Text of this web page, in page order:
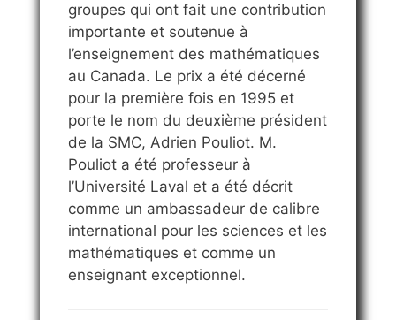
groupes qui ont fait une contribution
importante et soutenue à
l’enseignement des mathématiques
au Canada. Le prix a été décerné
pour la première fois en 1995 et
porte le nom du deuxième président
de la SMC, Adrien Pouliot. M.
Pouliot a été professeur à
l’Université Laval et a été décrit
comme un ambassadeur de calibre
international pour les sciences et les
mathématiques et comme un
enseignant exceptionnel.